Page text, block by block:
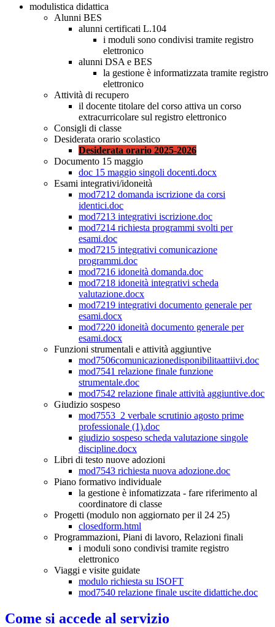
modulistica didattica
Alunni BES
alunni certificati L.104
i moduli sono condivisi tramite registro
elettronico
alunni DSA e BES
la gestione è informatizzata tramite registro
elettronico
Attività di recupero
il docente titolare del corso attiva un corso
extracurricolare sul registro elettronico
Consigli di classe
Desiderata orario scolastico
Desiderata orario 2025-2026
Documento 15 maggio
doc 15 maggio singoli docenti.docx
Esami integrativi/idoneità
mod7212 domanda iscrizione da corsi
identici.doc
mod7213 integrativi iscrizione.doc
mod7214 richiesta programmi svolti per
esami.doc
mod7215 integrativi comunicazione
programmi.doc
mod7216 idoneità domanda.doc
mod7218 idoneità integrativi scheda
valutazione.docx
mod7219 integrativi documento generale per
esami.docx
mod7220 idoneità documento generale per
esami.docx
Funzioni strumentali e attività aggiuntive
mod7506comunicazionedisponibilitaattiivi.doc
mod7541 relazione finale funzione
strumentale.doc
mod7542 relazione finale attività aggiuntive.doc
Giudizio sospeso
mod7553_2 verbale scrutinio agosto prime
professionale (1).doc
giudizio sospeso scheda valutazione singole
discipline.docx
Libri di testo nuove adozioni
mod7543 richiesta nuova adozione.doc
Piano formativo individuale
la gestione è infomatizzata - fare riferimento al
coordinatore di classe
Progetti (modulo non aggiornato per il 24 25)
closedform.html
Programmazioni, Piani di lavoro, Relazioni finali
i moduli sono condivisi tramite registro
elettronico
Viaggi e visite guidate
modulo richiesta su ISOFT
mod7540 relazione finale uscite didattiche.doc
Come si accede al servizio